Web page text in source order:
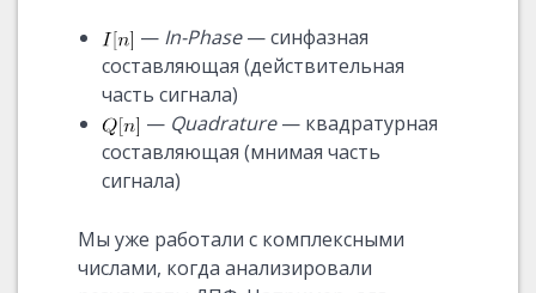
— In-Phase— синфазная
составляющая (действительная
часть сигнала)
— Quadrature— квадратурная
составляющая (мнимая часть
сигнала)
Мы уже работали с комплексными
числами, когда анализировали